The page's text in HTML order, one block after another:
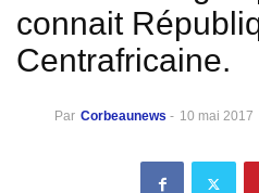
connait
Centrafricaine.
Par Corbeaunews - 10 mai 2017